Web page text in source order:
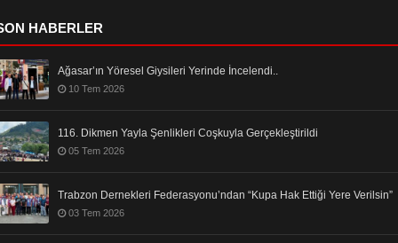
HABERLER
Ağasar’ın Yöresel Giysileri Yerinde İncelendi..
10 Tem 2026
116. Dikmen Yayla Şenlikleri Coşkuyla Gerçekleştirildi
05 Tem 2026
Trabzon Dernekleri Federasyonu’ndan “Kupa Hak Ettiği Yere Verilsin”
03 Tem 2026